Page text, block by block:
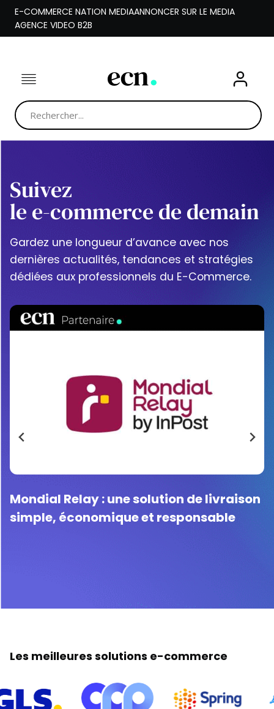
Aller
contenu
E-COMMERCE NATION MEDIAANNONCER SUR LE MEDIA
AGENCE VIDEO B2B
Suivez
le e-commerce de demain
Gardez une longueur d’avance avec nos
dernières actualités, tendances et stratégies
dédiées aux professionnels du E-Commerce.
Shopify Q2 2026 : le trafic IA triple, mais
l’“âge d’or” reste à démontrer
Les meilleures solutions e-commerce